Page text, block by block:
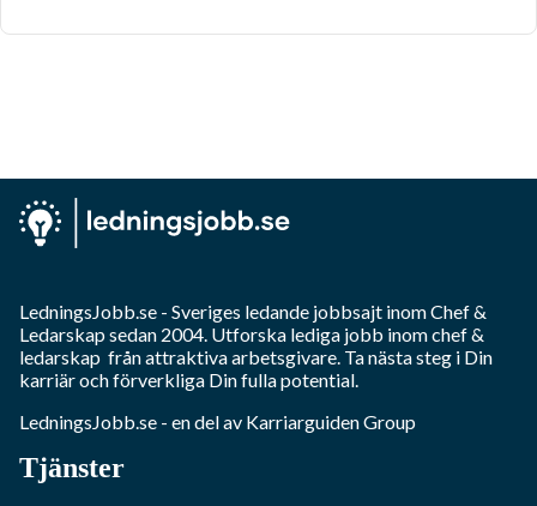
LedningsJobb.se - Sveriges ledande jobbsajt inomChef &
Ledarskapsedan 2004. Utforska lediga jobb inomchef &
ledarskap från attraktiva arbetsgivare. Ta nästa steg i Din
karriär och förverkliga Din fulla potential.
LedningsJobb.se - en del av Karriarguiden Group
Tjänster